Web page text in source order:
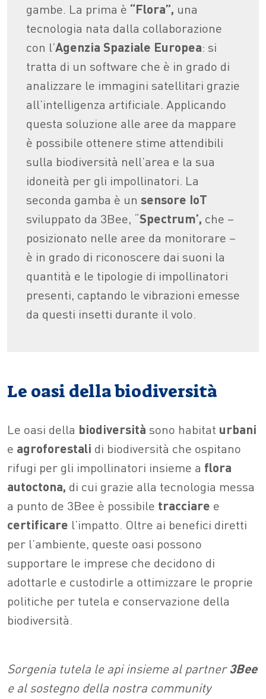
gambe. La prima è “Flora”, una
tecnologia nata dalla collaborazione
con l’Agenzia Spaziale Europea: si
tratta di un software che è in grado di
analizzare le immagini satellitari grazie
all’intelligenza artificiale. Applicando
questa soluzione alle aree da mappare
è possibile ottenere stime attendibili
sulla biodiversità nell’area e la sua
idoneità per gli impollinatori. La
seconda gamba è un sensore IoT
sviluppato da 3Bee, “Spectrum’, che –
posizionato nelle aree da monitorare –
è in grado di riconoscere dai suoni la
quantità e le tipologie di impollinatori
presenti, captando le vibrazioni emesse
da questi insetti durante il volo.
Le oasi della biodiversità
Le oasi della biodiversità sono habitat urbani
e agroforestali di biodiversità che ospitano
rifugi per gli impollinatori insieme a flora
autoctona, di cui grazie alla tecnologia messa
a punto de 3Bee è possibile tracciare e
certificare l’impatto. Oltre ai benefici diretti
per l’ambiente, queste oasi possono
supportare le imprese che decidono di
adottarle e custodirle a ottimizzare le proprie
politiche per tutela e conservazione della
biodiversità.
Sorgenia tutela le api insieme al partner3Bee
e al sostegno della nostra community